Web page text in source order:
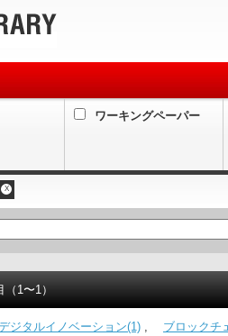
ワーキングペーパー
X
1〜1）
ジタルイノベーション(1) , ブロックチ